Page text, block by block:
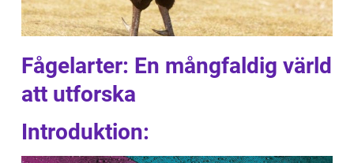
Fågelarter: En mångfaldig värld
att utforska
Introduktion: